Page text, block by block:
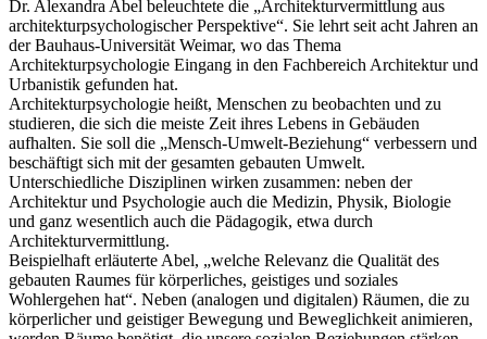
Dr. Alexandra Abel beleuchtete die „Architekturvermittlung aus
architekturpsychologischer Perspektive“. Sie lehrt seit acht Jahren an
der Bauhaus-Universität Weimar, wo das Thema
Architekturpsychologie Eingang in den Fachbereich Architektur und
Urbanistik gefunden hat.
Architekturpsychologie heißt, Menschen zu beobachten und zu
studieren, die sich die meiste Zeit ihres Lebens in Gebäuden
aufhalten. Sie soll die „Mensch-Umwelt-Beziehung“ verbessern und
beschäftigt sich mit der gesamten gebauten Umwelt.
Unterschiedliche Disziplinen wirken zusammen: neben der
Architektur und Psychologie auch die Medizin, Physik, Biologie
und ganz wesentlich auch die Pädagogik, etwa durch
Architekturvermittlung.
Beispielhaft erläuterte Abel, „welche Relevanz die Qualität des
gebauten Raumes für körperliches, geistiges und soziales
Wohlergehen hat“. Neben (analogen und digitalen) Räumen, die zu
körperlicher und geistiger Bewegung und Beweglichkeit animieren,